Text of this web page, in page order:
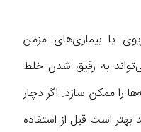
یا بیماری‌های مزمن
به رقیق شدن خلط
را ممکن سازد. اگر دچار
است قبل از استفاده